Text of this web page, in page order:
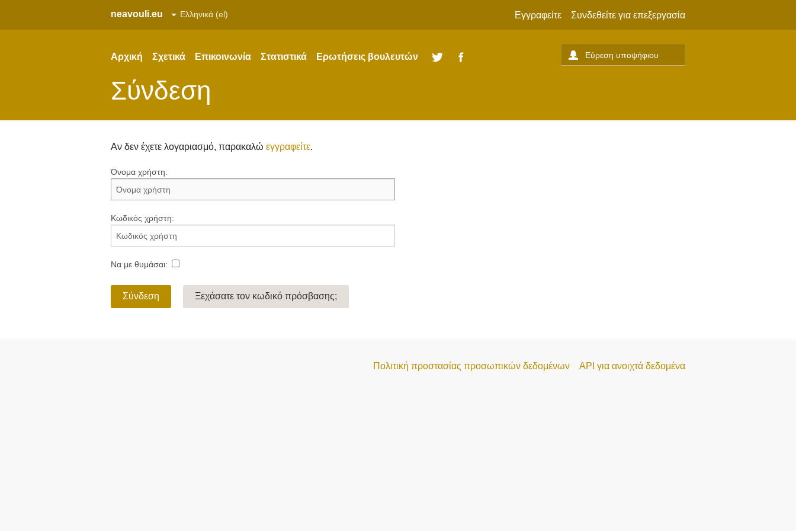
neavouli.eu Εγγραφείτε Συνδεθείτε για επεξεργασία
Αρχική Σχετικά Επικοινωνία Στατιστικά Ερωτήσεις βουλευτών Twitter
Σύνδεση
Αν δεν έχετε λογαριασμό, παρακαλώ εγγραφείτε.
Όνομα χρήστη:
Κωδικός χρήστη:
Να με θυμάσαι:
Σύνδεση Ξεχάσατε τον κωδικό πρόσβασης;
Πολιτική προστασίας προσωπικών δεδομένων API για ανοιχτά δεδομένα